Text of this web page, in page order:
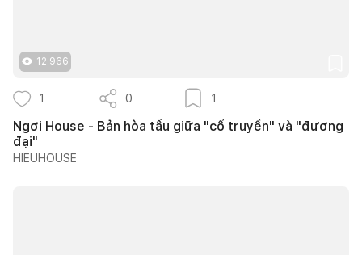
12.966
1 0 1
Ngơi House - Bản hòa tấu giữa "cổ truyền" và "đương
đại"
HIEUHOUSE